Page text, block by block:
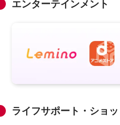
エンターテインメント
ライフサポート・ショ